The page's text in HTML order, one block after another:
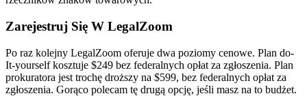
Zarejestruj Się W LegalZoom
Po raz kolejny LegalZoom oferuje dwa poziomy cenowe. Plan do-
It-yourself kosztuje $249 bez federalnych opłat za zgłoszenia. Plan
prokuratora jest trochę droższy na $599, bez federalnych opłat za
zgłoszenia. Gorąco polecam tę drugą opcję, jeśli masz na to budżet.